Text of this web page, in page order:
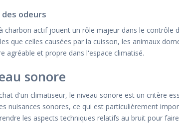
odeurs
charbon actif jouent un rôle majeur dans le contrôle
que celles causées par la cuisson, les animaux
agréable et propre dans l'espace climatisé.
sonore
d'un climatiseur, le niveau sonore est un critère
nuisances sonores, ce qui est particulièrement
les aspects techniques relatifs au bruit pour